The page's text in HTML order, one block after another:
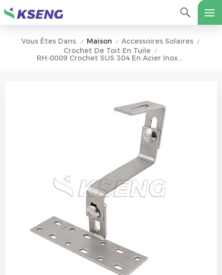
Vous Êtes Dans: / Maison / Accessoires Solaires /
Crochet De Toit En Tuile /
RH-0009 Crochet SUS 304 En Acier Inoxydable Pour Carrelage Plat À Double Hauteur Réglable